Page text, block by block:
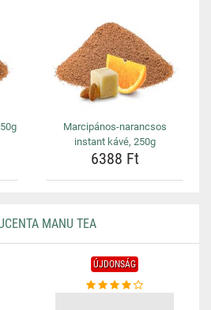
Marcipános-narancsos
instant kávé, 250g
6388 Ft
MANU TEA
ÚJDONSÁG